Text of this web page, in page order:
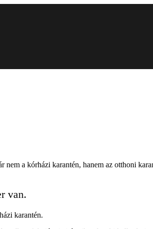
a kórházi karantén, hanem az otthoni
van.
karantén.